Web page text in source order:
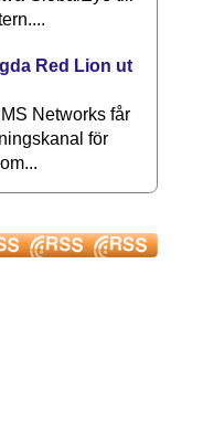
Red Lion ut
Networks får
för